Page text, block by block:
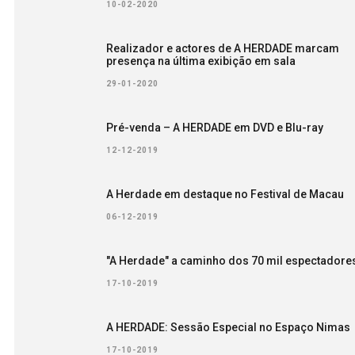
10-02-2020
Realizador e actores de A HERDADE marcam
presença na última exibição em sala
29-01-2020
Pré-venda – A HERDADE em DVD e Blu-ray
12-12-2019
A Herdade em destaque no Festival de Macau
06-12-2019
"A Herdade" a caminho dos 70 mil
17-10-2019
A HERDADE: Sessão Especial no Espaço Nimas
17-10-2019